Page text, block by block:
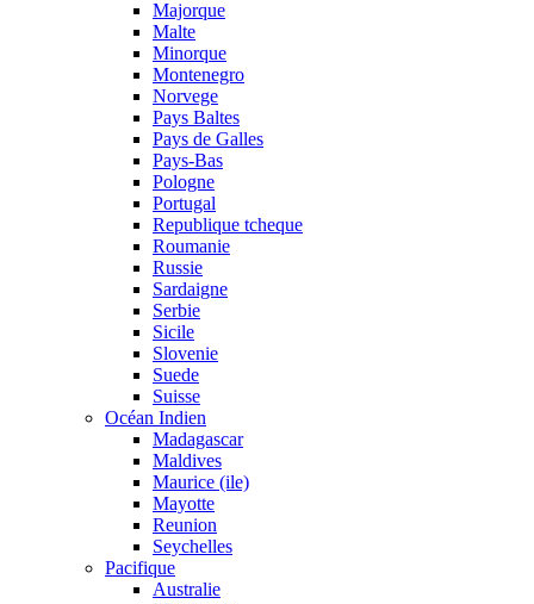
Majorque
Malte
Minorque
Montenegro
Norvege
Pays Baltes
Pays de Galles
Pays-Bas
Pologne
Portugal
Republique tcheque
Roumanie
Russie
Sardaigne
Serbie
Sicile
Slovenie
Suede
Suisse
Océan Indien
Madagascar
Maldives
Maurice (ile)
Mayotte
Reunion
Seychelles
Pacifique
Australie